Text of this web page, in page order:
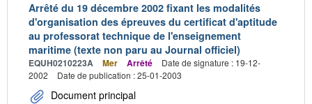
Arrêté du 19 décembre 2002 fixant les modalités
d'organisation des épreuves du certificat d'aptitude
au professorat technique de l'enseignement
maritime (texte non paru au Journal officiel)
EQUH0210223A Mer Arrêté
Date de signature : 19-12-
2002
Date de publication : 25-01-2003
Document principal